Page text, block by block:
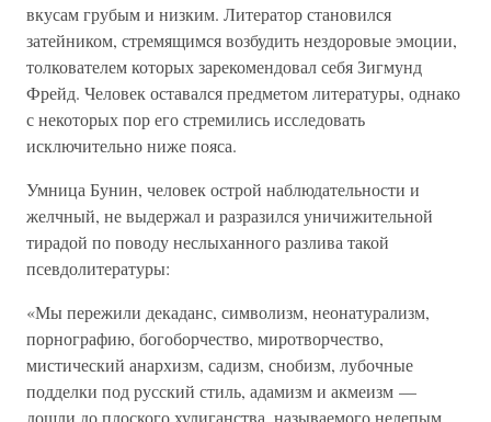
вкусам грубым и низким. Литератор становился
затейником, стремящимся возбудить нездоровые эмоции,
толкователем которых зарекомендовал себя Зигмунд
Фрейд. Человек оставался предметом литературы, однако
с некоторых пор его стремились исследовать
исключительно ниже пояса.
Умница Бунин, человек острой наблюдательности и
желчный, не выдержал и разразился уничижительной
тирадой по поводу неслыханного разлива такой
псевдолитературы:
«Мы пережили декаданс, символизм, неонатурализм,
порнографию, богоборчество, миротворчество,
мистический анархизм, садизм, снобизм, лубочные
подделки под русский стиль, адамизм и акмеизм —
дошли до плоского хулиганства, называемого нелепым